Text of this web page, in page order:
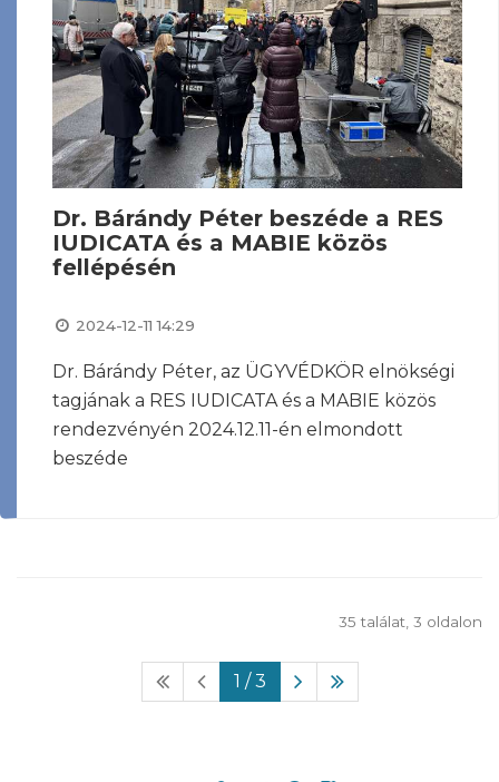
Dr. Bárándy Péter beszéde a RES
IUDICATA és a MABIE közös
fellépésén
2024-12-11 14:29
Dr. Bárándy Péter, az ÜGYVÉDKÖR elnökségi
tagjának a RES IUDICATA és a MABIE közös
rendezvényén 2024.12.11-én elmondott
beszéde
35 találat, 3 oldalon
1 / 3